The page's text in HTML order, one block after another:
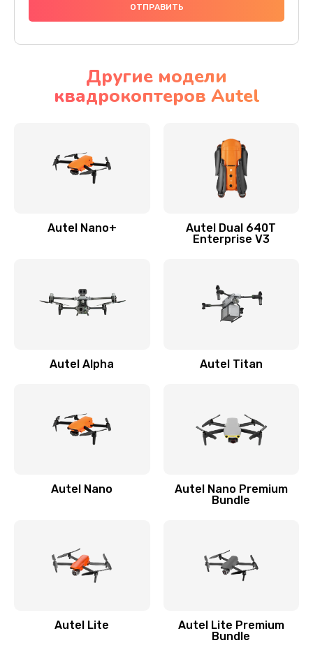
Другие модели
квадрокоптеров Autel
Autel Nano+
Autel Dual 640T
Enterprise V3
Autel Alpha Autel Titan
Autel Nano
Autel Nano Premium
Bundle
Autel Lite
Autel Lite Premium
Bundle